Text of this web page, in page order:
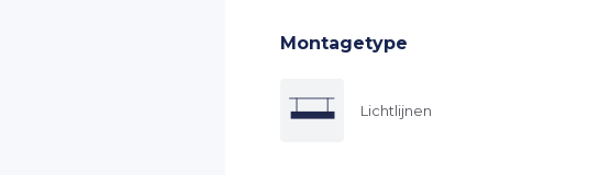
Montagetype
Lichtlijnen